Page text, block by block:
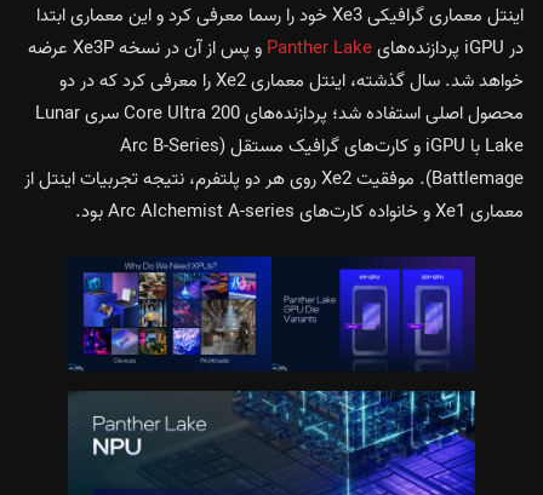
اینتل معماری گرافیکی Xe3 خود را رسما معرفی کرد و این معماری ابتدا
در iGPU پردازنده‌های
Panther Lake
و پس از آن در نسخه Xe3P عرضه
خواهد شد. سال گذشته، اینتل معماری Xe2 را معرفی کرد که در دو
محصول اصلی استفاده شد؛ پردازنده‌های Core Ultra 200 سری Lunar
Lake با iGPU و کارت‌های گرافیک مستقل (Arc B-Series
Battlemage). موفقیت Xe2 روی هر دو پلتفرم، نتیجه تجربیات اینتل از
معماری Xe1 و خانواده کارت‌های Arc Alchemist A-series بود.